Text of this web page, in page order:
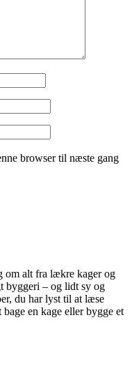
browser til næste gang
om alt fra lækre kager og
byggeri – og lidt sy og
du har lyst til at læse
en kage eller bygge et